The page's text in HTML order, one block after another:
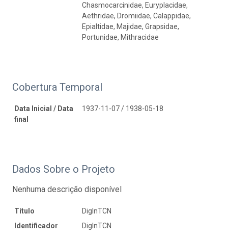
Chasmocarcinidae, Euryplacidae,
Aethridae, Dromiidae, Calappidae,
Epialtidae, Majidae, Grapsidae,
Portunidae, Mithracidae
Cobertura Temporal
Data Inicial / Data
final
1937-11-07 / 1938-05-18
Dados Sobre o Projeto
Nenhuma descrição disponível
Título
DigInTCN
Identificador
DigInTCN